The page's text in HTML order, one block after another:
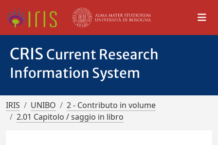
CRIS Current Research
Information System
IRIS UNIBO
2 - Contributo in volume
2.01 Capitolo / saggio in libro